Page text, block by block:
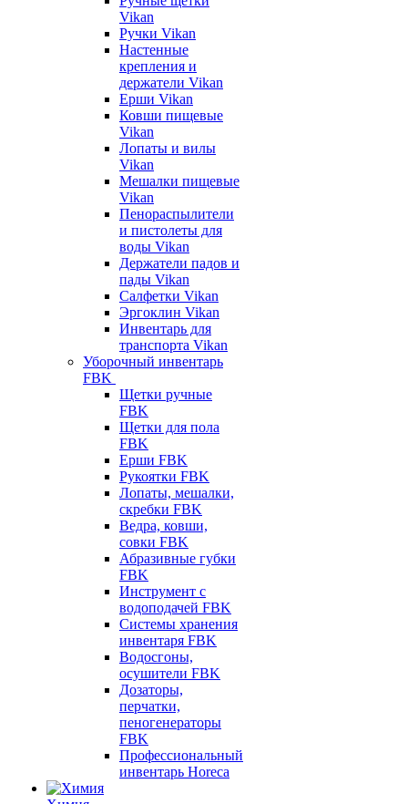
Vikan
Ручки Vikan
Настенные
крепления и
держатели Vikan
Ерши Vikan
Ковши пищевые
Vikan
Лопаты и вилы
Vikan
Мешалки пищевые
Vikan
Пенораспылители
и пистолеты для
воды Vikan
Держатели падов и
пады Vikan
Салфетки Vikan
Эргоклин Vikan
Инвентарь для
транспорта Vikan
Уборочный инвентарь
FBK
Щетки ручные
FBK
Щетки для пола
FBK
Ерши FBK
Рукоятки FBK
Лопаты, мешалки,
скребки FBK
Ведра, ковши,
совки FBK
Абразивные губки
FBK
Инструмент с
водоподачей FBK
Системы хранения
инвентаря FBK
Водосгоны,
осушители FBK
Дозаторы,
перчатки,
пеногенераторы
FBK
Профессиональный
инвентарь Horeca